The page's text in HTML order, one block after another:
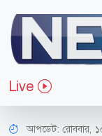
Live
আন্তর্জাতিক
সামরিক
দিলেন
আপডেট: রোববার,